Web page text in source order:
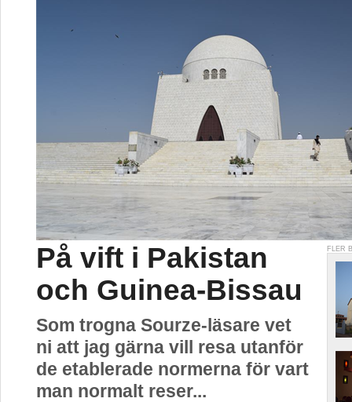
FLER
På vift i Pakistan
och Guinea-Bissau
Som trogna Sourze-läsare vet
ni att jag gärna vill resa utanför
de etablerade normerna för vart
man normalt reser...